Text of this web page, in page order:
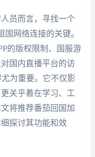
员而言，寻找一个
网络连接的关键。
的版权限制、国服游
国内直播平台的访
为重要。它不仅影
关乎着在学习、工
将推荐番茄回国加
探讨其功能和效